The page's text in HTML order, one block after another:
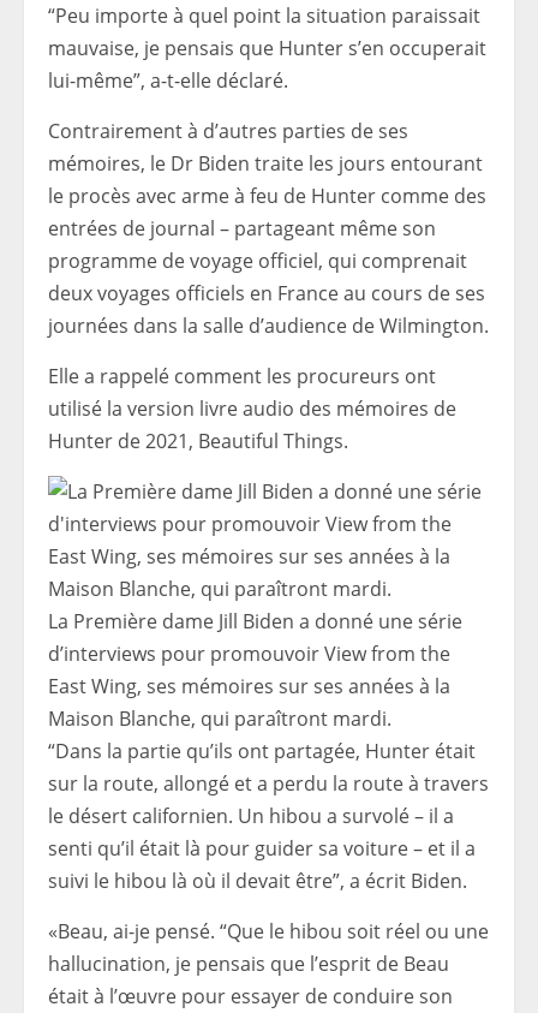
“Peu importe à quel point la situation paraissait
mauvaise, je pensais que Hunter s’en occuperait
lui-même”, a-t-elle déclaré.
Contrairement à d’autres parties de ses
mémoires, le Dr Biden traite les jours entourant
le procès avec arme à feu de Hunter comme des
entrées de journal – partageant même son
programme de voyage officiel, qui comprenait
deux voyages officiels en France au cours de ses
journées dans la salle d’audience de Wilmington.
Elle a rappelé comment les procureurs ont
utilisé la version livre audio des mémoires de
Hunter de 2021, Beautiful Things.
La Première dame Jill Biden a donné une série
d’interviews pour promouvoir View from the
East Wing, ses mémoires sur ses années à la
Maison Blanche, qui paraîtront mardi.
“Dans la partie qu’ils ont partagée, Hunter était
sur la route, allongé et a perdu la route à travers
le désert californien. Un hibou a survolé – il a
senti qu’il était là pour guider sa voiture – et il a
suivi le hibou là où il devait être”, a écrit Biden.
«Beau, ai-je pensé. “Que le hibou soit réel ou une
hallucination, je pensais que l’esprit de Beau
était à l’œuvre pour essayer de conduire son